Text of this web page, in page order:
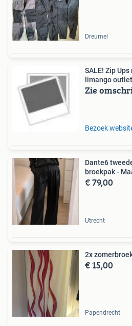
Dreumel
SALE! Zip
limango
Zie
Bezoek
Dante6
broekpak -
€ 79,00
Utrecht
2x
€ 15,00
Papendrecht